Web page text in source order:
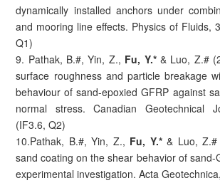
dynamically installed anchors under
and mooring line effects. Physics of Fluids,
Q1)
9. Pathak, B.#, Yin, Z., Fu, Y.* & Luo, Z.#
surface roughness and particle breakage
behaviour of sand-epoxied GFRP against
normal stress. Canadian Geotechnical
(IF3.6, Q2)
10.Pathak, B.#, Yin, Z., Fu, Y.*& Luo, Z.#
sand coating on the shear behavior of sand-
experimental investigation. Acta